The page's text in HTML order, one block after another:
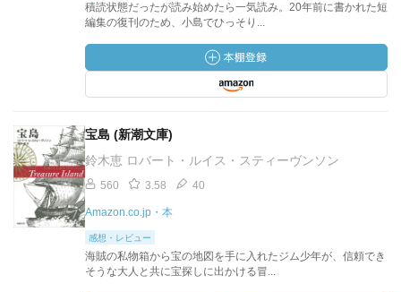
積読状態だったが読み始めたら一気読み。20年前に書かれた短
編集の復刊のため、小島でひっそり...
宝島 (新潮文庫)
鈴木恵 ロバート・ルイス・スティーヴンソン
560 3.58 40
Amazon.co.jp・本
感想・レビュー
海賊の私物箱から宝の地図を手に入れたジム少年が、信頼でき
そうな大人と共に宝探しに出かける冒...